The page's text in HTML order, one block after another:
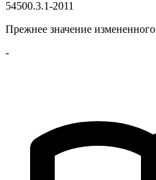
54500.3.1-2011
Прежнее значение
-